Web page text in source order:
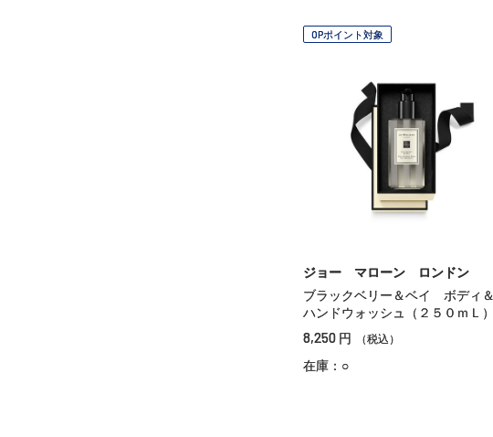
OPポイント対象
ジョー マローン ロンドン
ブラックベリー＆ベイ ボディ＆
ハンドウォッシュ（２５０ｍＬ）
8,250 円 （税込）
在庫：○